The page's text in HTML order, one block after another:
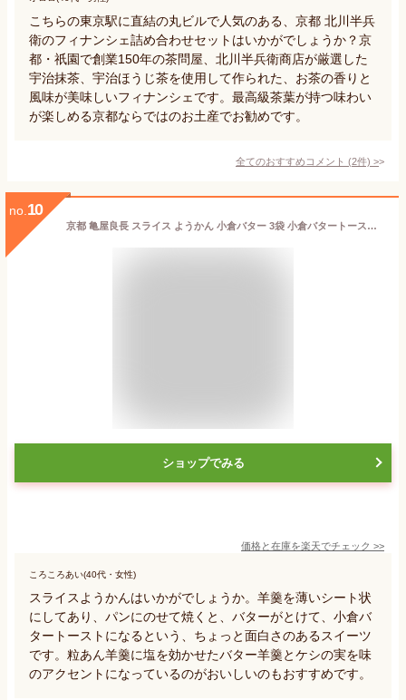
こちらの東京駅に直結の丸ビルで人気のある、京都 北川半兵
衛のフィナンシェ詰め合わせセットはいかがでしょうか？京
都・祇園で創業150年の茶問屋、北川半兵衛商店が厳選した
宇治抹茶、宇治ほうじ茶を使用して作られた、お茶の香りと
風味が美味しいフィナンシェです。最高級茶葉が持つ味わい
が楽しめる京都ならではのお土産でお勧めです。
全てのおすすめコメント (2件) >
no. 10
京都 亀屋良長 スライス ようかん 小倉バター 3袋 小倉バタートーストにも パンのお供 ギフト 羊羹 あんバター パン 用 あんこ 和菓子 和スイーツ 朝ごはん 朝食 間食 おやつ おいしい 美味しい 絶品 お取り寄せ ようかんパン スライス羊羹 お土産 京都和菓子 ギフト
ショップでみる
価格と在庫を楽天でチェック >>
ころころあい(40代・女性)
スライスようかんはいかがでしょうか。羊羹を薄いシート状
にしてあり、パンにのせて焼くと、バターがとけて、小倉バ
タートーストになるという、ちょっと面白さのあるスイーツ
です。粒あん羊羹に塩を効かせたバター羊羹とケシの実を味
のアクセントになっているのがおいしいのもおすすめです。